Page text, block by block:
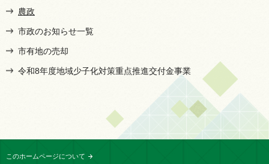
農政
市政のお知らせ一覧
市有地の売却
令和8年度地域少子化対策重点推進交付金事業
このホームページについて